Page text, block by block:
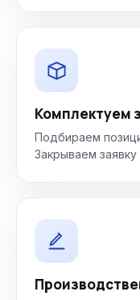
Комплектуем
Подбираем
Закрываем